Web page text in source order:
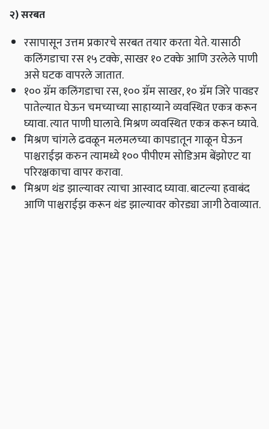
२) सरबत
रसापासून उत्तम प्रकारचे सरबत तयार करता येते. यासाठी
कलिंगडाचा रस १५ टक्के,साखर १० टक्के आणि उरलेले पाणी
असे घटक वापरले जातात.
१०० ग्रॅम कलिंगडाचा रस, १०० ग्रॅम साखर, १० ग्रॅम जिरे पावडर
पातेल्यात घेऊन चमच्याच्या साहाय्याने व्यवस्थित एकत्र करून
घ्यावा. त्यात पाणी घालावे. मिश्रण व्यवस्थित एकत्र करून घ्यावे.
मिश्रण चांगले ढवळून मलमलच्या कापडातून गाळून घेऊन
पाश्चराईझ करुन त्यामध्ये १०० पीपीएम सोडिअम बेंझोएट या
परिरक्षकाचा वापर करावा.
मिश्रण थंड झाल्यावर त्याचा आस्वाद घ्यावा. बाटल्या हवाबंद
आणि पाश्चराईझ करून थंड झाल्यावर कोरड्या जागी ठेवाव्यात.